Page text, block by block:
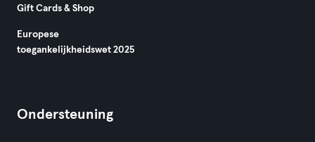
Gift Cards & Shop
Europese
toegankelijkheidswet 2025
Ondersteuning